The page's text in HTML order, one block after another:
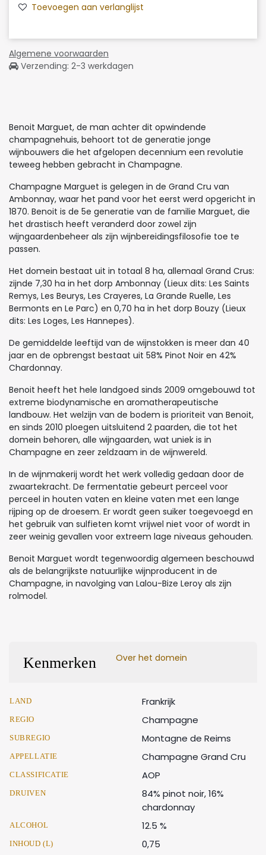
Toevoegen aan verlanglijst
Algemene voorwaarden
Verzending: 2-3 werkdagen
Benoit Marguet, de man achter dit opwindende
champagnehuis, behoort tot de generatie jonge
wijnbouwers die het afgelopen decennium een revolutie
teweeg hebben gebracht in Champagne.
Champagne Marguet is gelegen in de Grand Cru van
Ambonnay, waar het pand voor het eerst werd opgericht in
1870. Benoit is de 5e generatie van de familie Marguet, die
het drastisch heeft veranderd door zowel zijn
wijngaardenbeheer als zijn wijnbereidingsfilosofie toe te
passen.
Het domein bestaat uit in totaal 8 ha, allemaal Grand Crus:
zijnde 7,30 ha in het dorp Ambonnay (Lieux dits: Les Saints
Remys, Les Beurys, Les Crayeres, La Grande Ruelle, Les
Bermonts en Le Parc) en 0,70 ha in het dorp Bouzy (Lieux
dits: Les Loges, Les Hannepes).
De gemiddelde leeftijd van de wijnstokken is meer dan 40
jaar en de opbrengst bestaat uit 58% Pinot Noir en 42%
Chardonnay.
Benoit heeft het hele landgoed sinds 2009 omgebouwd tot
extreme biodynamische en aromatherapeutische
landbouw. Het welzijn van de bodem is prioriteit van Benoit,
en sinds 2010 ploegen uitsluitend 2 paarden, die tot het
domein behoren, alle wijngaarden, wat uniek is in
Champagne en zeer zeldzaam in de wijnwereld.
In de wijnmakerij wordt het werk volledig gedaan door de
zwaartekracht. De fermentatie gebeurt perceel voor
perceel in houten vaten en kleine vaten met een lange
rijping op de droesem. Er wordt geen suiker toegevoegd en
het gebruik van sulfieten komt vrijwel niet voor of wordt in
zeer weinig gevallen voor extreem lage niveaus gehouden.
Benoit Marguet wordt tegenwoordig algemeen beschouwd
als de belangrijkste natuurlijke wijnproducent in de
Champagne, in navolging van Lalou-Bize Leroy als zijn
rolmodel.
Kenmerken Over het domein
LAND Frankrijk
REGIO Champagne
SUBREGIO Montagne de Reims
APPELLATIE Champagne Grand Cru
CLASSIFICATIE AOP
DRUIVEN
84% pinot noir, 16%
chardonnay
ALCOHOL 12.5 %
INHOUD (L) 0,75